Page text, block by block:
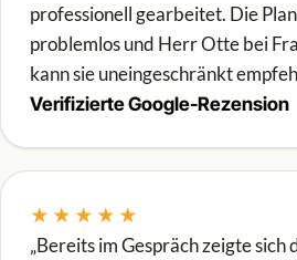
professionell gearbeitet. Die
problemlos und Herr Otte bei
kann sie uneingeschränkt
Verifizierte Google-Rezension
★★★★★
„Bereits im Gespräch zeigte sich